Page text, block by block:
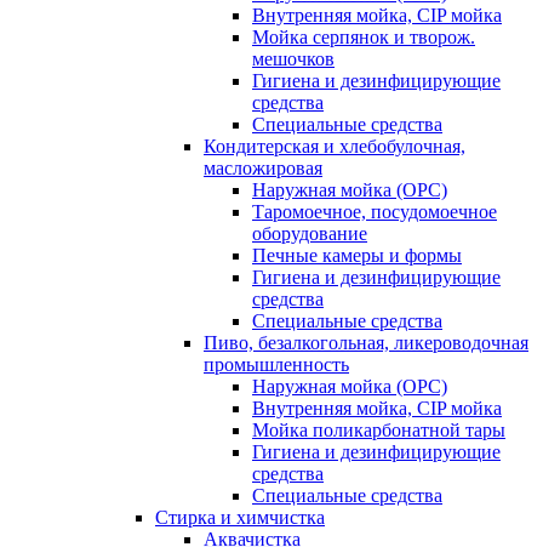
Внутренняя мойка, CIP мойка
Мойка серпянок и творож.
мешочков
Гигиена и дезинфицирующие
средства
Специальные средства
Кондитерская и хлебобулочная,
масложировая
Наружная мойка (ОРС)
Таромоечное, посудомоечное
оборудование
Печные камеры и формы
Гигиена и дезинфицирующие
средства
Специальные средства
Пиво, безалкогольная, ликероводочная
промышленность
Наружная мойка (ОРС)
Внутренняя мойка, CIP мойка
Мойка поликарбонатной тары
Гигиена и дезинфицирующие
средства
Специальные средства
Стирка и химчистка
Аквачистка